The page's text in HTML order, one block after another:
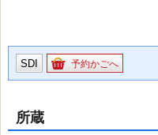
SDI 予約かごへ
所蔵